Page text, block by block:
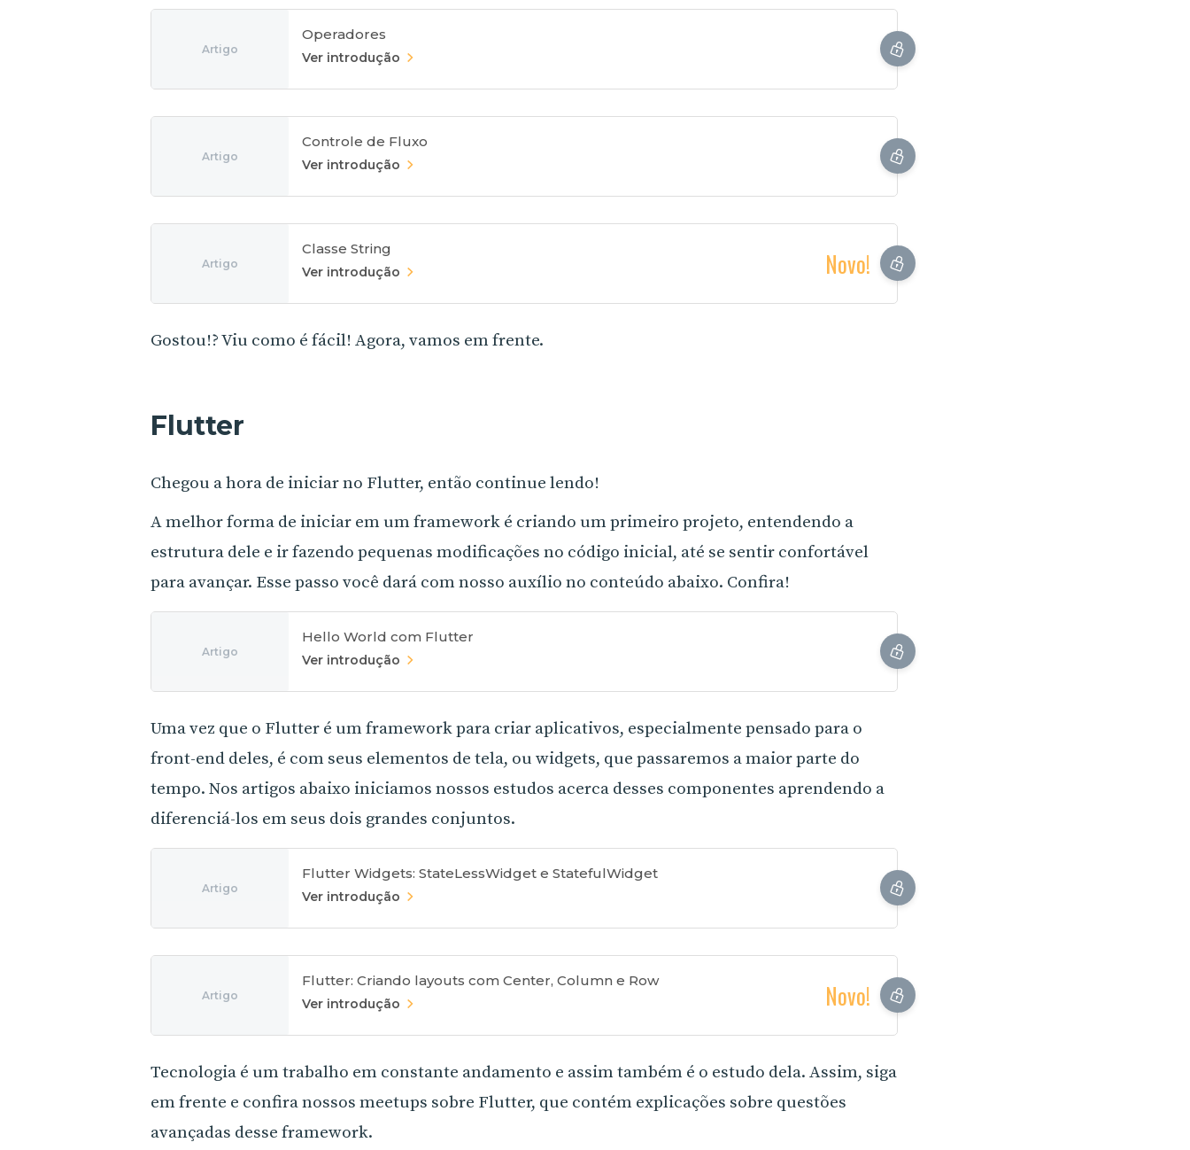
Artigo
Operadores
Ver introdução
Artigo
Controle de Fluxo
Ver introdução
Artigo
Classe String Novo!
Ver introdução
Gostou!? Viu como é fácil! Agora, vamos em frente.
Flutter
Chegou a hora de iniciar no Flutter, então continue lendo!
A melhor forma de iniciar em um framework é criando um primeiro projeto, entendendo a
estrutura dele e ir fazendo pequenas modificações no código inicial, até se sentir confortável
para avançar. Esse passo você dará com nosso auxílio no conteúdo abaixo. Confira!
Artigo
Hello World com Flutter
Ver introdução
Uma vez que o Flutter é um framework para criar aplicativos, especialmente pensado para o
front-end deles, é com seus elementos de tela, ou widgets, que passaremos a maior parte do
tempo. Nos artigos abaixo iniciamos nossos estudos acerca desses componentes aprendendo a
diferenciá-los em seus dois grandes conjuntos.
Artigo
Flutter Widgets: StateLessWidget e StatefulWidget
Ver introdução
Artigo
Flutter: Criando layouts com Center, Column e Row Novo!
Ver introdução
Tecnologia é um trabalho em constante andamento e assim também é o estudo dela. Assim, siga
em frente e confira nossos meetups sobre Flutter, que contém explicações sobre questões
avançadas desse framework.